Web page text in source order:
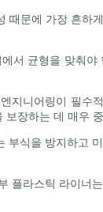
문에 가장 흔하
서 균형을 맞춰
지니어링이 필수
장하는 데 매우
식을 방지하고
플라스틱 라이너